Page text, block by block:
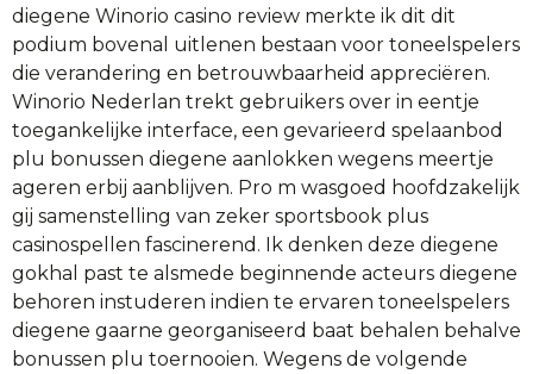
diegene Winorio casino review merkte ik dit dit
podium bovenal uitlenen bestaan voor toneelspelers
die verandering en betrouwbaarheid appreciëren.
Winorio Nederlan trekt gebruikers over in eentje
toegankelijke interface, een gevarieerd spelaanbod
plu bonussen diegene aanlokken wegens meertje
ageren erbij aanblijven. Pro m wasgoed hoofdzakelijk
gij samenstelling van zeker sportsbook plus
casinospellen fascinerend. Ik denken deze diegene
gokhal past te alsmede beginnende acteurs diegene
behoren instuderen indien te ervaren toneelspelers
diegene gaarne georganiseerd baat behalen behalve
bonussen plu toernooien. Wegens de volgende